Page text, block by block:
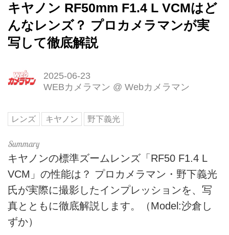
キヤノン RF50mm F1.4 L VCMはど
んなレンズ？ プロカメラマンが実
写して徹底解説
2025-06-23
WEBカメラマン @ Webカメラマン
レンズ キヤノン 野下義光
キヤノンの標準ズームレンズ「RF50 F1.4 L
VCM」の性能は？ プロカメラマン・野下義光
氏が実際に撮影したインプレッションを、写
真とともに徹底解説します。（Model:沙倉し
ずか）